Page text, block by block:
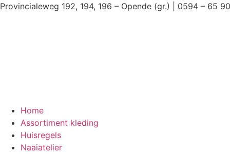
Ga
Provincialeweg 192, 194, 196 – Opende (gr.) | 0594 – 65
Home
Assortiment kleding
Huisregels
Naaiatelier